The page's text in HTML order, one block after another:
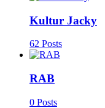
Kultur Jacky
62 Posts
RAB
0 Posts